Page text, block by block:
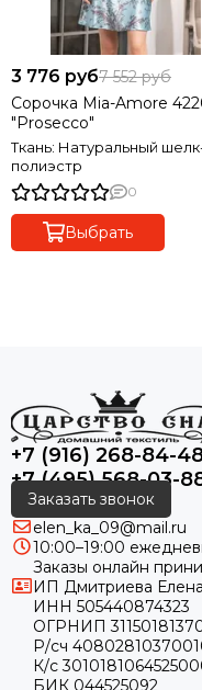
3 776 руб7 552 руб
Сорочка Mia-Amore
"Prosecco"
Ткань: Натуральный
полиэстр
0
Выбрать
+7 (916) 268-84-
+7 (495) 568-03-
Заказать звонок
elen_ka_09@mail.ru
10:00–19:00
Заказы онлайн
ИП Дмитриева
ИНН 505440874323
ОГРНИП
Р/сч
К/с
БИК 044525092